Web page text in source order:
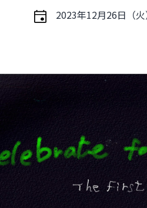
2023年12月26日（